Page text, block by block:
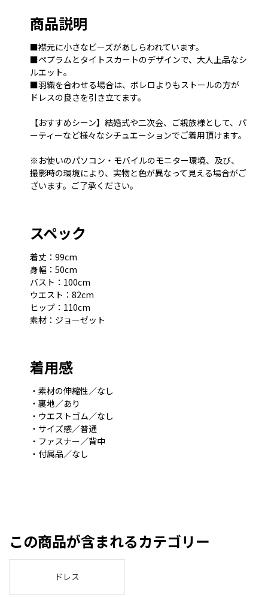
商品説明
■襟元に小さなビーズがあしらわれています。
■ペプラムとタイトスカートのデザインで、大人上品なシ
ルエット。
■羽織を合わせる場合は、ボレロよりもストールの方が
ドレスの良さを引き立てます。
【おすすめシーン】結婚式や二次会、ご親族様として、パ
ーティーなど様々なシチュエーションでご着用頂けます。
※お使いのパソコン・モバイルのモニター環境、及び、
撮影時の環境により、実物と色が異なって見える場合がご
ざいます。ご了承ください。
スペック
着丈：99cm
身幅：50cm
バスト：100cm
ウエスト：82cm
ヒップ：110cm
素材：ジョーゼット
着用感
・素材の伸縮性／なし
・裏地／あり
・ウエストゴム／なし
・サイズ感／普通
・ファスナー／背中
・付属品／なし
この商品が含まれるカテゴリー
ドレス